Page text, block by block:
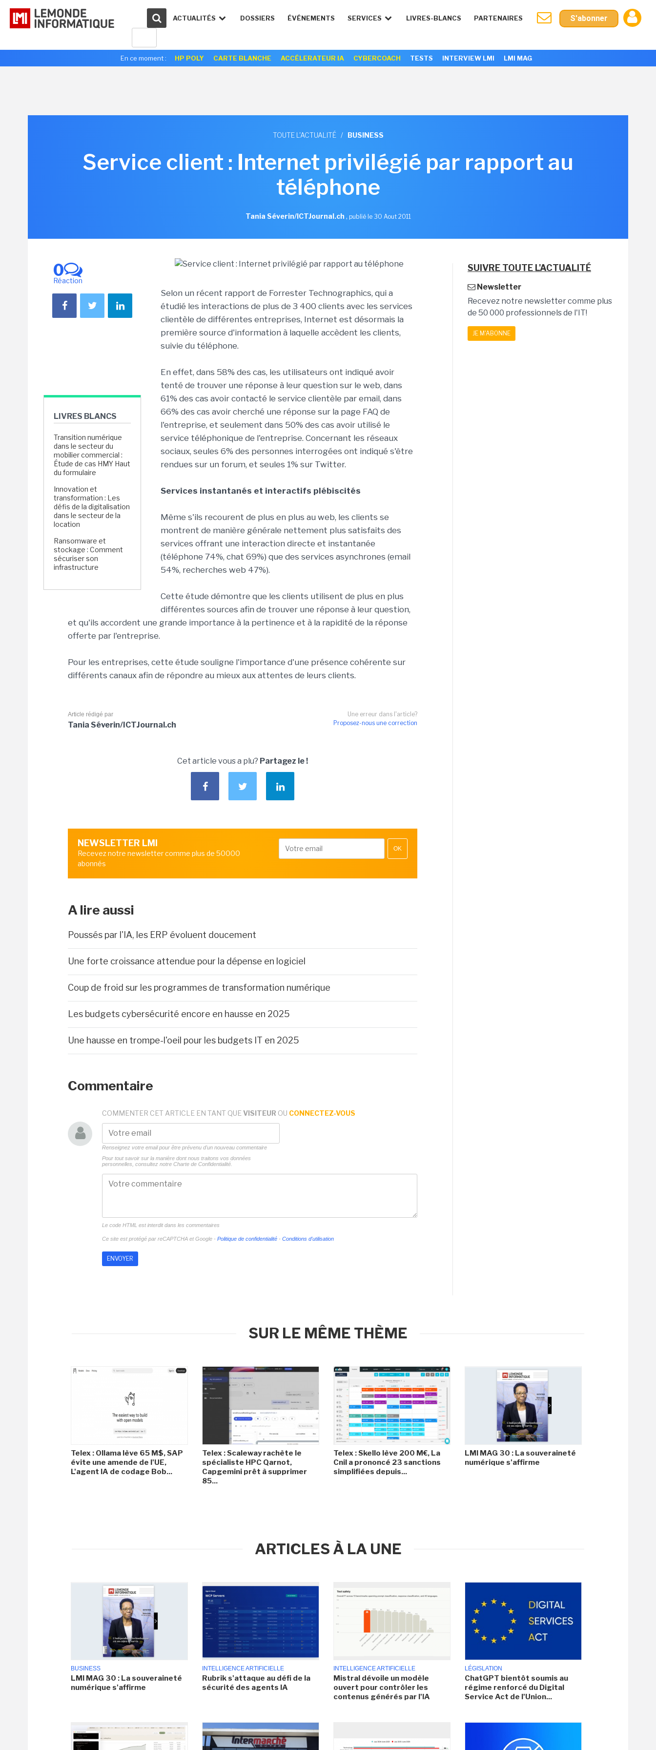
ACTUALITÉS DOSSIERS ÉVÉNEMENTS SERVICES LIVRES-BLANCS PARTENAIRES S'abonner
En ce moment : HP POLY CARTE BLANCHE ACCÉLERATEUR IA CYBERCOACH TESTS INTERVIEW LMI LMI MAG
TOUTE L'ACTUALITÉ / BUSINESS
Service client : Internet privilégié par rapport au
téléphone
Tania Séverin/ICTJournal.ch , publié le 30 Aout 2011
0
Réaction
LIVRES BLANCS
Transition numérique
dans le secteur du
mobilier commercial :
Étude de cas HMY Haut
du formulaire
Innovation et
transformation : Les
défis de la digitalisation
dans le secteur de la
location
Ransomware et
stockage : Comment
sécuriser son
infrastructure
Selon un récent rapport de Forrester Technographics, qui a
étudié les interactions de plus de 3 400 clients avec les services
clientèle de différentes entreprises, Internet est désormais la
première source d'information à laquelle accèdent les clients,
suivie du téléphone.
En effet, dans 58% des cas, les utilisateurs ont indiqué avoir
tenté de trouver une réponse à leur question sur le web, dans
61% des cas avoir contacté le service clientèle par email, dans
66% des cas avoir cherché une réponse sur la page FAQ de
l'entreprise, et seulement dans 50% des cas avoir utilisé le
service téléphonique de l'entreprise. Concernant les réseaux
sociaux, seules 6% des personnes interrogées ont indiqué s'être
rendues sur un forum, et seules 1% sur Twitter.
Services instantanés et interactifs plébiscités
Même s'ils recourent de plus en plus au web, les clients se
montrent de manière générale nettement plus satisfaits des
services offrant une interaction directe et instantanée
(téléphone 74%, chat 69%) que des services asynchrones (email
54%, recherches web 47%).
Cette étude démontre que les clients utilisent de plus en plus
différentes sources afin de trouver une réponse à leur question,
et qu'ils accordent une grande importance à la pertinence et à la rapidité de la réponse
offerte par l'entreprise.
Pour les entreprises, cette étude souligne l'importance d'une présence cohérente sur
différents canaux afin de répondre au mieux aux attentes de leurs clients.
Une erreur dans l'article?
Proposez-nous une correction
Article rédigé par
Tania Séverin/ICTJournal.ch
Cet article vous a plu? Partagez le !
NEWSLETTER LMI
Recevez notre newsletter comme plus de 50000
abonnés
OK
A lire aussi
Poussés par l'IA, les ERP évoluent doucement
Une forte croissance attendue pour la dépense en logiciel
Coup de froid sur les programmes de transformation numérique
Les budgets cybersécurité encore en hausse en 2025
Une hausse en trompe-l'oeil pour les budgets IT en 2025
Commentaire
COMMENTER CET ARTICLE EN TANT QUE VISITEUR OU CONNECTEZ-VOUS
Renseignez votre email pour être prévenu d'un nouveau commentaire
Pour tout savoir sur la manière dont nous traitons vos données
personnelles, consultez notre Charte de Confidentialité.
Le code HTML est interdit dans les commentaires
Ce site est protégé par reCAPTCHA et Google - Politique de confidentialité - Conditions d'utilisation
SUIVRE TOUTE L'ACTUALITÉ
Newsletter
Recevez notre newsletter comme plus
de 50 000 professionnels de l'IT!
JE M'ABONNE
SUR LE MÊME THÈME
Telex : Ollama lève 65 M$, SAP
évite une amende de l'UE,
L'agent IA de codage Bob...
Telex : Scaleway rachète le
spécialiste HPC Qarnot,
Capgemini prêt à supprimer
85...
Telex : Skello lève 200 M€, La
Cnil a prononcé 23 sanctions
simplifiées depuis...
LMI MAG 30 : La souveraineté
numérique s'affirme
ARTICLES À LA UNE
BUSINESS
LMI MAG 30 : La souveraineté
numérique s'affirme
INTELLIGENCE ARTIFICIELLE
Rubrik s'attaque au défi de la
sécurité des agents IA
INTELLIGENCE ARTIFICIELLE
Mistral dévoile un modèle
ouvert pour contrôler les
contenus générés par l'IA
LÉGISLATION
ChatGPT bientôt soumis au
régime renforcé du Digital
Service Act de l'Union...